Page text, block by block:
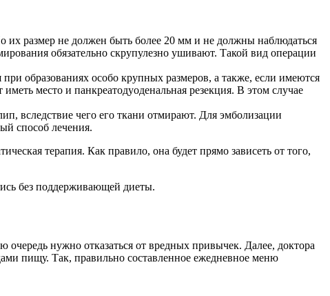
их размер не должен быть более 20 мм и не должны наблюдаться
обязательно скрупулезно ушивают. Такой вид операции
образованиях особо крупных размеров, а также, если имеются
место и панкреатодуоденальная резекция. В этом случае
вследствие чего его ткани отмирают. Для эмболизации
способ лечения.
терапия. Как правило, она будет прямо зависеть от того,
без поддерживающей диеты.
нужно отказаться от вредных привычек. Далее, доктора
пищу. Так, правильно составленное ежедневное меню